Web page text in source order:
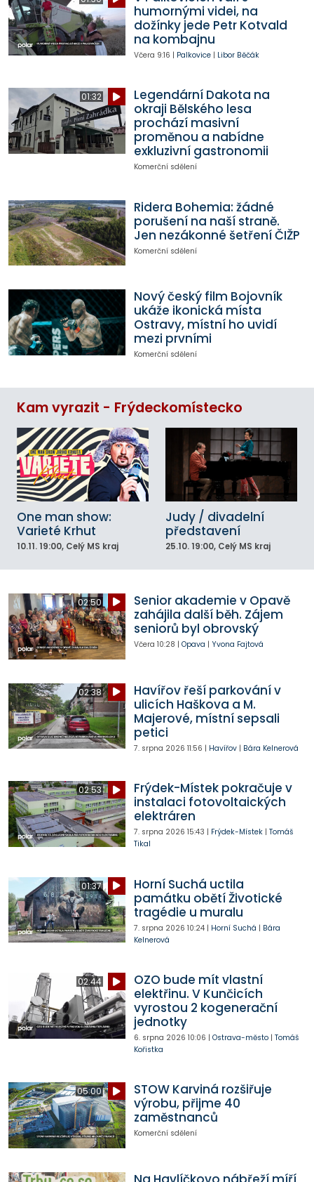
humornými videi, na
dožínky jede Petr Kotvald
na kombajnu
Včera 9:16 | Palkovice| Libor Běčák
01:32
Legendární Dakota na
okraji Bělského lesa
prochází masivní
proměnou a nabídne
exkluzivní gastronomii
Komerční sdělení
Ridera Bohemia: žádné
porušení na naší straně.
Jen nezákonné šetření ČIŽP
Komerční sdělení
Nový český film Bojovník
ukáže ikonická místa
Ostravy, místní ho uvidí
mezi prvními
Komerční sdělení
Kam vyrazit - Frýdeckomístecko
One man show:
Varieté Krhut
10.11. 19:00, Celý MS kraj
Judy / divadelní
představení
25.10. 19:00, Celý MS kraj
02:50
Senior akademie v Opavě
zahájila další běh. Zájem
seniorů byl obrovský
Včera 10:28 | Opava | Yvona Fajtová
02:38
Havířov řeší parkování v
ulicích Haškova a M.
Majerové, místní sepsali
petici
7. srpna 2026 11:56 | Havířov| Bára Kelnerová
02:53
Frýdek-Místek pokračuje v
instalaci fotovoltaických
elektráren
7. srpna 2026 15:43 | Frýdek-Místek| Tomáš
Tikal
01:37
Horní Suchá uctila
památku obětí Životické
tragédie u muralu
7. srpna 2026 10:24| Horní Suchá | Bára
Kelnerová
02:44
OZO bude mít vlastní
elektřinu. V Kunčicích
vyrostou 2 kogenerační
jednotky
6. srpna 2026 10:06 | Ostrava-město| Tomáš
Kořistka
05:00
STOW Karviná rozšiřuje
výrobu, přijme 40
zaměstnanců
Komerční sdělení